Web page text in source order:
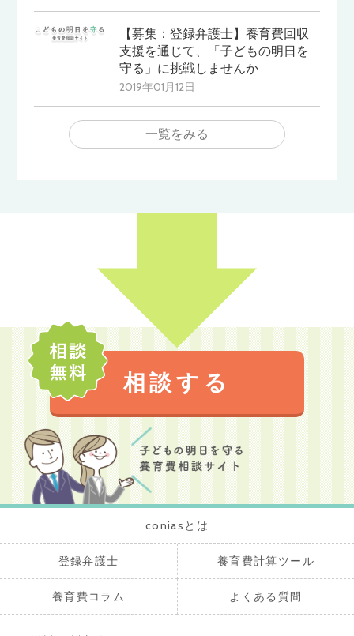
【募集：登録弁護士】養育費回収
支援を通じて、「子どもの明日を
守る」に挑戦しませんか
2019年01月12日
一覧をみる
相談する
coniasとは
登録弁護士 養育費計算ツール
養育費コラム よくある質問